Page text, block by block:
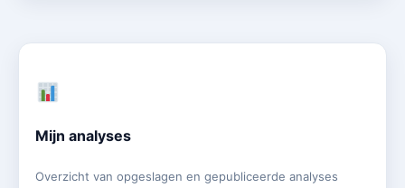
Mijn analyses
Overzicht van opgeslagen en gepubliceerde analyses